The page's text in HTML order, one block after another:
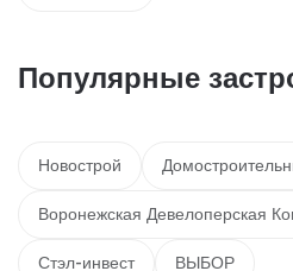
Популярные
Новострой
Воронежская Девелоперская
Стэл-инвест ВЫБОР